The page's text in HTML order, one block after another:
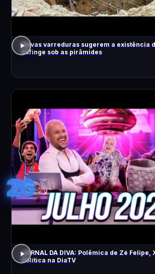
Novas varreduras sugerem a existência
Esfinge sob as pirâmides
26
JORNAL DA DIVA: Polêmica de Zé Felipe,
Política na DiaTV